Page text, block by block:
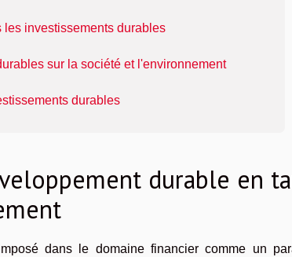
les investissements durables
sur la société et l'environnement
durables
durable en
dans le domaine financier comme un